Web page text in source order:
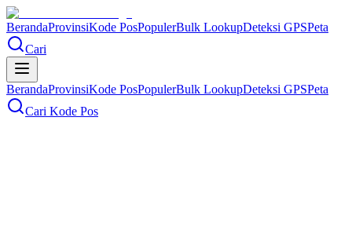
BerandaProvinsiKode PosPopulerBulk LookupDeteksi GPSPeta
Cari
BerandaProvinsiKode PosPopulerBulk LookupDeteksi GPSPeta
Cari Kode Pos